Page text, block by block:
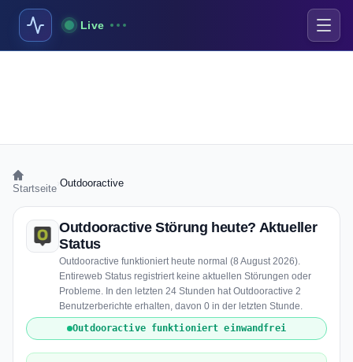
Live
Startseite Outdooractive
Outdooractive Störung heute? Aktueller
Status
Outdooractive funktioniert heute normal (8 August 2026).
Entireweb Status registriert keine aktuellen Störungen oder
Probleme. In den letzten 24 Stunden hat Outdooractive 2
Benutzerberichte erhalten, davon 0 in der letzten Stunde.
Outdooractive funktioniert einwandfrei